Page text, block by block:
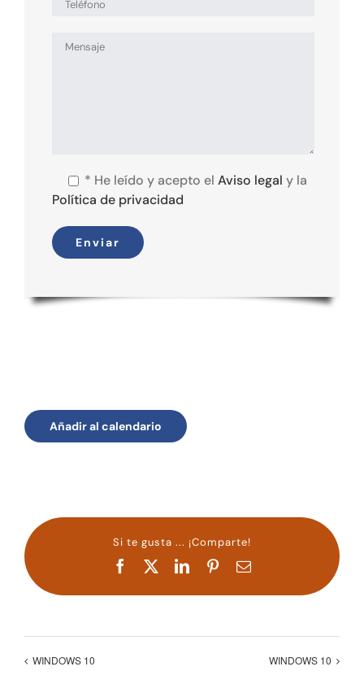
* He leído y acepto el Aviso legal y la
Política de privacidad
Añadir al calendario
Si te gusta ... ¡Comparte!
Facebook LinkedInPinterestCorreo
WINDOWS 10 WINDOWS 10